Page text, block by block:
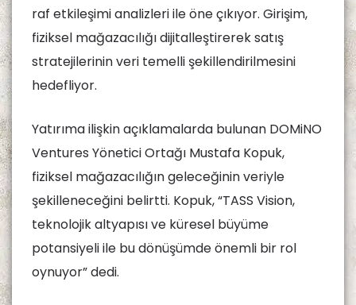
raf etkileşimi analizleri ile öne çıkıyor. Girişim,
fiziksel mağazacılığı dijitalleştirerek satış
stratejilerinin veri temelli şekillendirilmesini
hedefliyor.
Yatırıma ilişkin açıklamalarda bulunan DOMiNO
Ventures Yönetici Ortağı Mustafa Kopuk,
fiziksel mağazacılığın geleceğinin veriyle
şekilleneceğini belirtti. Kopuk, “TASS Vision,
teknolojik altyapısı ve küresel büyüme
potansiyeli ile bu dönüşümde önemli bir rol
oynuyor” dedi.